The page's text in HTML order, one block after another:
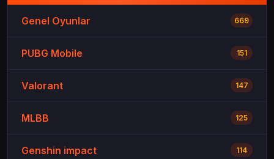
Genel Oyunlar 669
PUBG Mobile 151
Valorant 147
MLBB 125
Genshin impact 114